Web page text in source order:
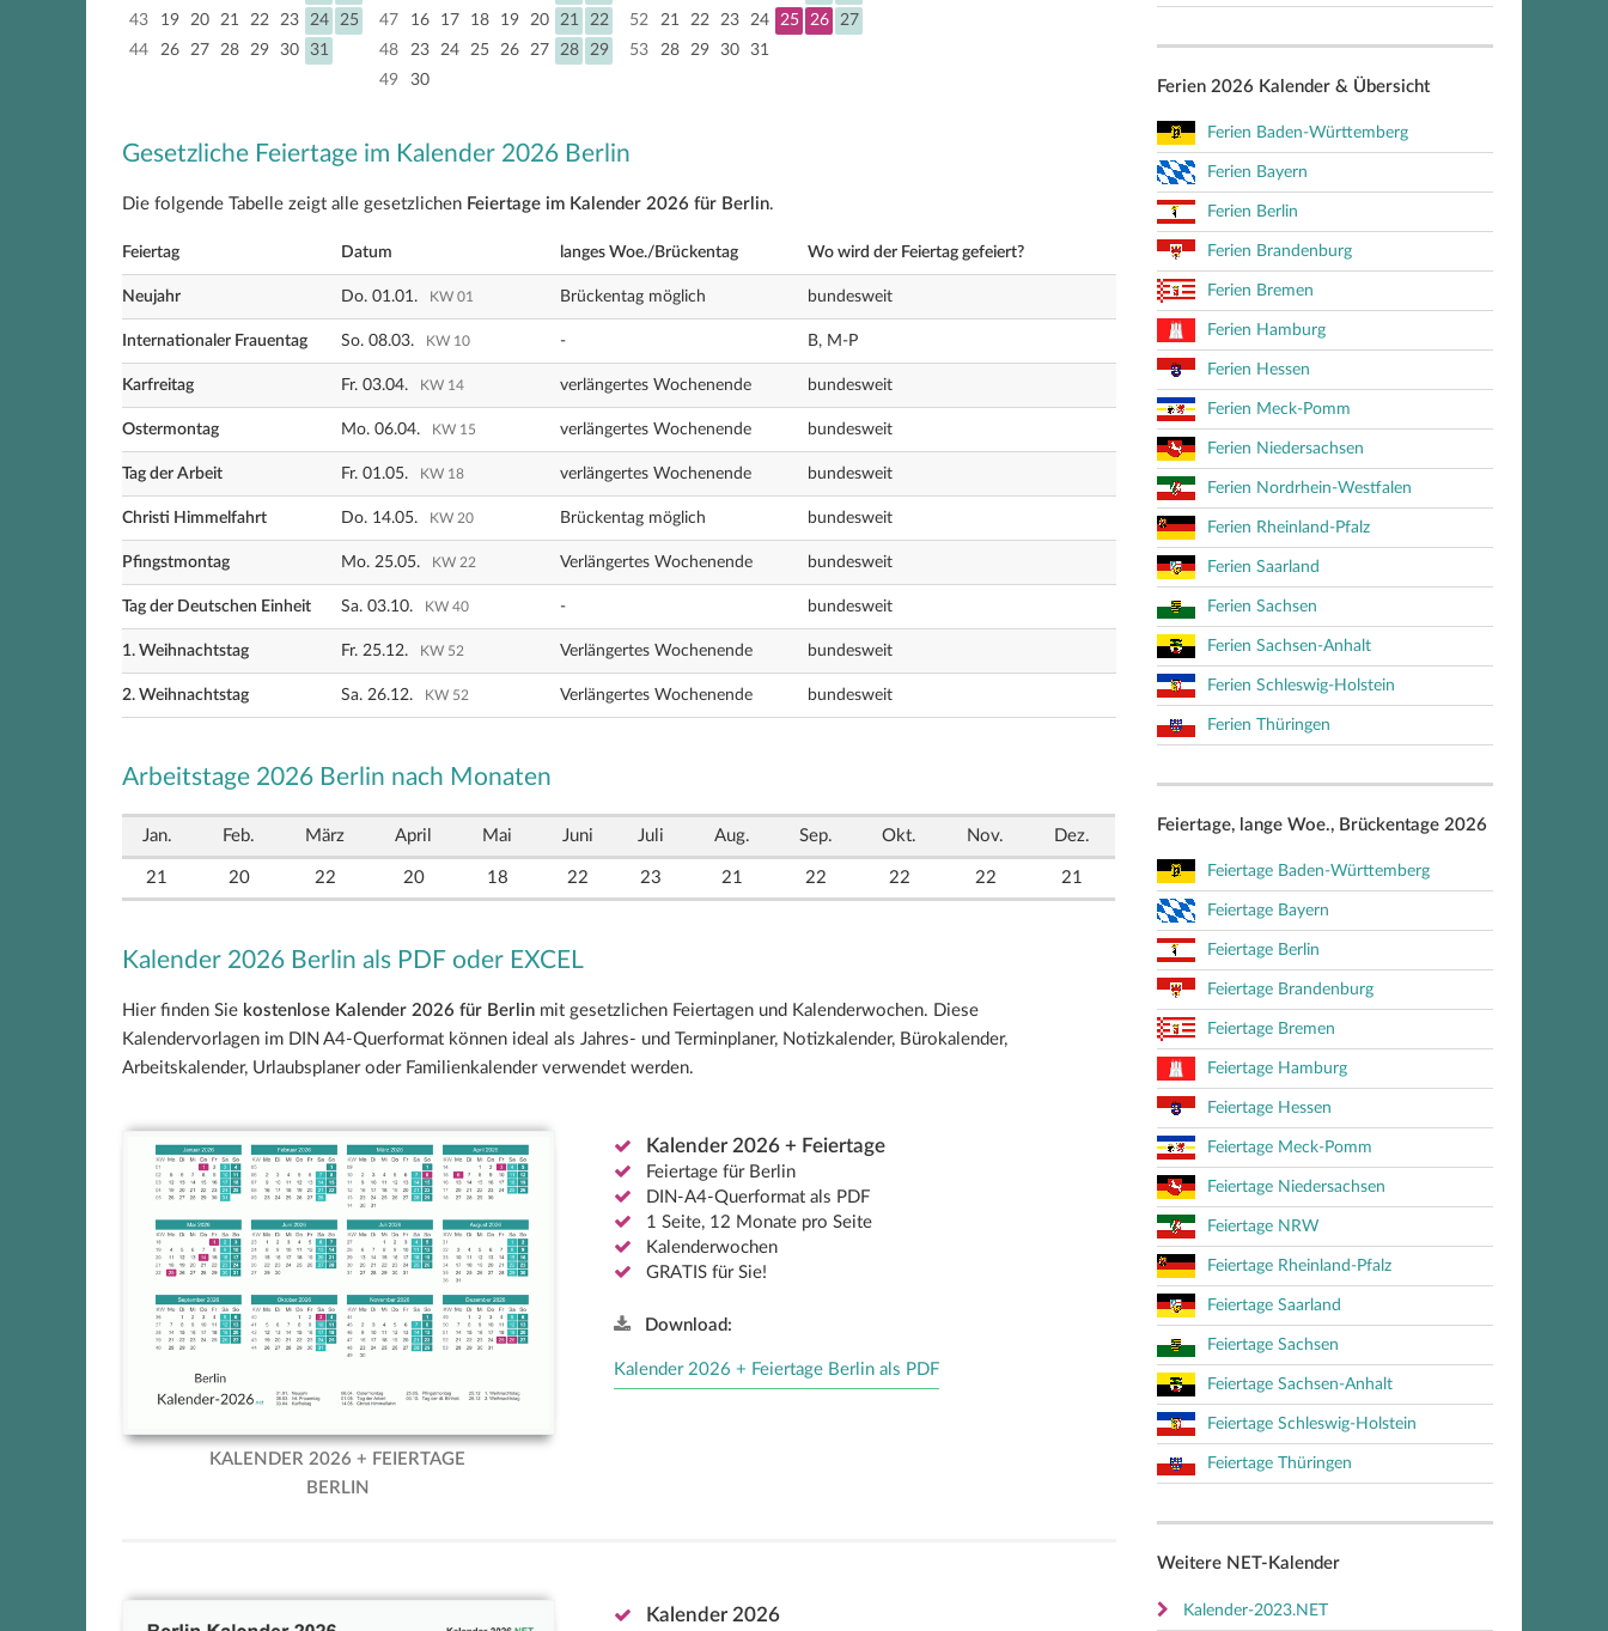
43
19 20 21 22 23 24
25
44
26 27 28 29 30 31
47
16 17 18 19 20 21
22
48
23 24 25 26 27 28
29
49
30
52
21 22 23 24 25 26
27
53
28 29 30 31
Gesetzliche Feiertage im Kalender 2026 Berlin
Die folgende Tabelle zeigt alle gesetzlichen Feiertage im Kalender 2026 für Berlin.
Feiertag Datum langes Woe./Brückentag Wo wird der Feiertag gefeiert?
Neujahr Do. 01.01. KW 01 Brückentag möglich bundesweit
Internationaler Frauentag So. 08.03. KW 10 - B, M-P
Karfreitag Fr. 03.04. KW 14 verlängertes Wochenende bundesweit
Ostermontag Mo. 06.04. KW 15 verlängertes Wochenende bundesweit
Tag der Arbeit Fr. 01.05. KW 18 verlängertes Wochenende bundesweit
Christi Himmelfahrt Do. 14.05. KW 20 Brückentag möglich bundesweit
Pfingstmontag Mo. 25.05. KW 22 Verlängertes Wochenende bundesweit
Tag der Deutschen Einheit Sa. 03.10. KW 40 - bundesweit
1. Weihnachtstag Fr. 25.12. KW 52 Verlängertes Wochenende bundesweit
2. Weihnachtstag Sa. 26.12. KW 52 Verlängertes Wochenende bundesweit
Arbeitstage 2026 Berlin nach Monaten
Jan. Feb. März April Mai Juni
21 20 22 20 18 22
Juli Aug. Sep. Okt. Nov. Dez.
23 21 22 22 22 21
Kalender 2026 Berlin als PDF oder EXCEL
Hier finden Sie kostenlose Kalender 2026 für Berlin mit gesetzlichen Feiertagen und Kalenderwochen. Diese
Kalendervorlagen im DIN A4-Querformat können ideal als Jahres- und Terminplaner, Notizkalender, Bürokalender,
Arbeitskalender, Urlaubsplaner oder Familienkalender verwendet werden.
Berlin Kalender 2026 + Feiertage
KALENDER 2026 + FEIERTAGE
BERLIN
Kalender 2026 + Feiertage
Feiertage für Berlin
DIN-A4-Querformat als PDF
1 Seite, 12 Monate pro Seite
Kalenderwochen
GRATIS für Sie!
Download:
Kalender 2026 + Feiertage Berlin als PDF
Kalender 2026
Ferien 2026 Kalender & Übersicht
Ferien Baden-Württemberg
Ferien Bayern
Ferien Berlin
Ferien Brandenburg
Ferien Bremen
Ferien Hamburg
Ferien Hessen
Ferien Meck-Pomm
Ferien Niedersachsen
Ferien Nordrhein-Westfalen
Ferien Rheinland-Pfalz
Ferien Saarland
Ferien Sachsen
Ferien Sachsen-Anhalt
Ferien Schleswig-Holstein
Ferien Thüringen
Feiertage, lange Woe., Brückentage 2026
Feiertage Baden-Württemberg
Feiertage Bayern
Feiertage Berlin
Feiertage Brandenburg
Feiertage Bremen
Feiertage Hamburg
Feiertage Hessen
Feiertage Meck-Pomm
Feiertage Niedersachsen
Feiertage NRW
Feiertage Rheinland-Pfalz
Feiertage Saarland
Feiertage Sachsen
Feiertage Sachsen-Anhalt
Feiertage Schleswig-Holstein
Feiertage Thüringen
Weitere NET-Kalender
Kalender-2023.NET